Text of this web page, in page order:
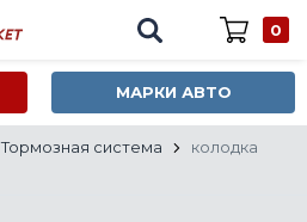
0
МАРКИ АВТО
Тормозная система
колодка